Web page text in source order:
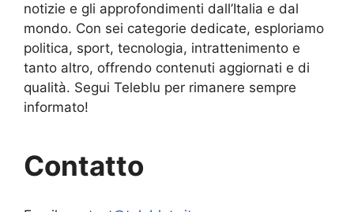
notizie e gli approfondimenti dall’Italia e dal
mondo. Con sei categorie dedicate, esploriamo
politica, sport, tecnologia, intrattenimento e
tanto altro, offrendo contenuti aggiornati e di
qualità. Segui Teleblu per rimanere sempre
informato!
Contatto